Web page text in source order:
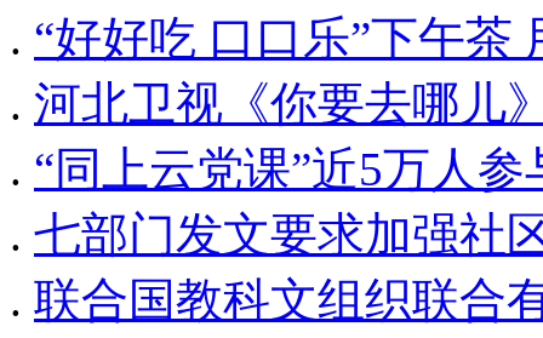
. “好好吃 口口乐”下午茶
. 河北卫视《你要去哪儿
. “同上云党课”近5万人
. 七部门发文要求加强社
. 联合国教科文组织联合